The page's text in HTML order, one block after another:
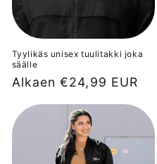
:
Tyylikäs unisex tuulitakki joka
säälle
Normaalihinta
Alkaen €24,99 EUR